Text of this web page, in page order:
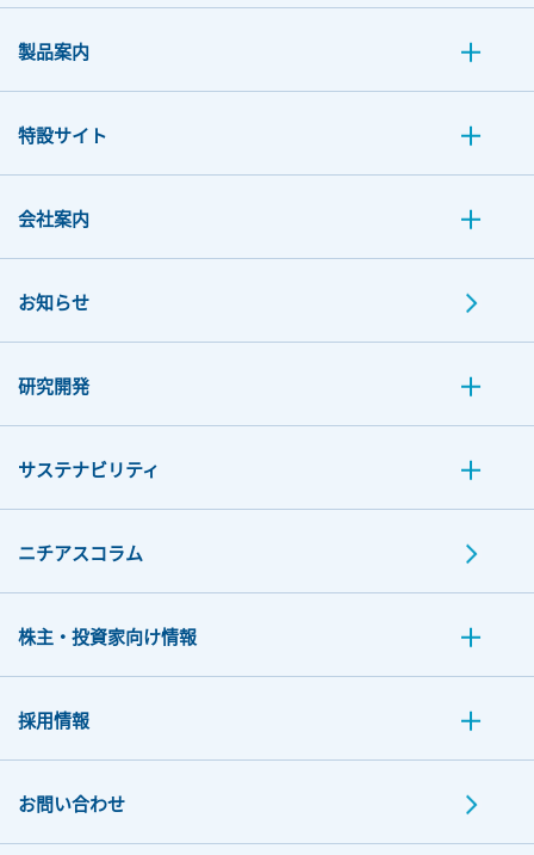
製品案内
特設サイト
会社案内
お知らせ
研究開発
サステナビリティ
ニチアスコラム
株主・投資家向け情報
採用情報
お問い合わせ